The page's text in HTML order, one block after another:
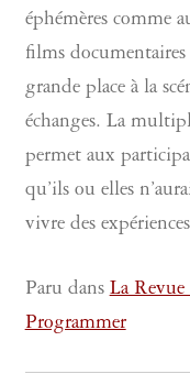
éphémères comme
films
grande place à la
échanges. La
permet aux
qu’ils ou elles
vivre des
Paru dansLa
Programmer